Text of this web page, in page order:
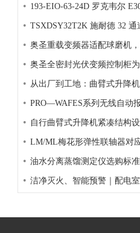
• 193-EIO-63-24D 罗克韦尔
• TSXDSY32T2K 施耐德 32 通
• 奥圣重载变频器适配球磨机
• 奥圣全密封光伏变频控制柜
• 从出厂到工地：曲臂式升降
• PRO—WAFES系列无线自动报警
• 自行曲臂式升降机紧凑结构
• LM/ML梅花形弹性联轴器对
• 油水分离蒸馏测定仪选购标
• 洁净灭火、智能预警｜配电